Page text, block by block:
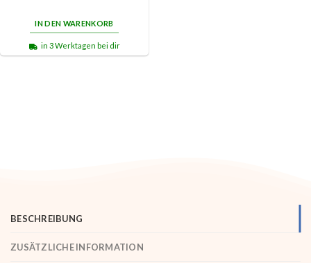
IN DEN WARENKORB
in 3 Werktagen bei dir
BESCHREIBUNG
ZUSÄTZLICHE INFORMATION